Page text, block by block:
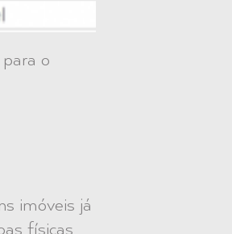
o
imóveis já
físicas